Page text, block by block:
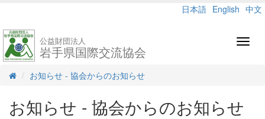
日本語 English 中文
公益財団法人
岩手県国際交流協会
お知らせ - 協会からのお知らせ
お知らせ - 協会からのお知らせ